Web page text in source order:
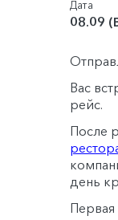
Дата
08.09
Вас
рейс.
После
день
Первая